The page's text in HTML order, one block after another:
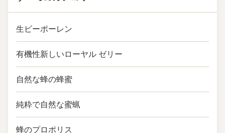
生ビーポーレン
有機性新しいローヤル ゼリー
自然な蜂の蜂蜜
純粋で自然な蜜蝋
蜂のプロポリス